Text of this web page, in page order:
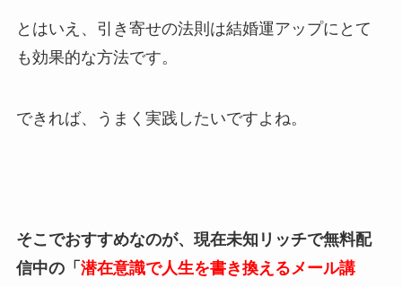
とはいえ、引き寄せの法則は結婚運アップにとて
も効果的な方法です。
できれば、うまく実践したいですよね。
そこでおすすめなのが、現在未知リッチで無料配
信中の「 潜在意識で人生を書き換えるメール講